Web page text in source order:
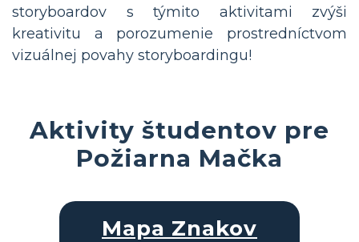
storyboardov s týmito aktivitami zvýši
kreativitu a porozumenie prostredníctvom
vizuálnej povahy storyboardingu!
Aktivity študentov pre
Požiarna Mačka
Mapa Znakov